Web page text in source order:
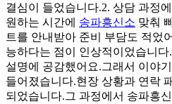
결심이 들었습니다.​2. 상담 과정
원하는 시간에 송파흥신소 맞춰
트를 안내받아 준비 부담도 적었
능하다는 점이 인상적이었습니
설명에 공감했어요.그래서 이야
들어졌습니다.현장 상황과 연락
되었습니다.그 과정에서 송파흥